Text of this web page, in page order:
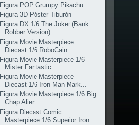
Figura POP Grumpy Pikachu
Figura 3D Póster Tiburón
Figura DX 1/6 The Joker (Bank
Robber Version)
Figura Movie Masterpiece
Diecast 1/6 RoboCain
Figura Movie Masterpiece 1/6
Mister Fantastic
Figura Movie Masterpiece
Diecast 1/6 Iron Man Mark...
Figura Movie Masterpiece 1/6 Big
Chap Alien
Figura Diecast Comic
Masterpiece 1/6 Superior Iron...